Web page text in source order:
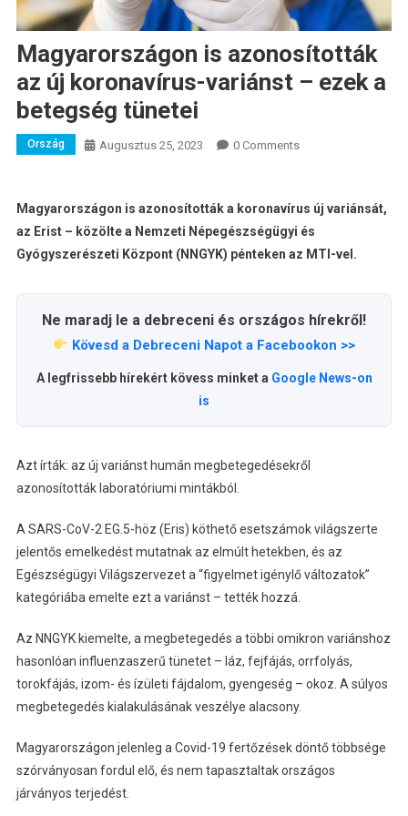
Magyarországon is azonosították
az új koronavírus-variánst – ezek a
betegség tünetei
Ország Augusztus 25, 2023 0 Comments
Magyarországon is azonosították a koronavírus új variánsát,
az Erist – közölte a Nemzeti Népegészségügyi és
Gyógyszerészeti Központ (NNGYK) pénteken az MTI-vel.
Ne maradj le a debreceni és országos hírekről!
Kövesd a Debreceni Napot a Facebookon >>
A legfrissebb hírekért kövess minket a Google News-on
is
Azt írták: az új variánst humán megbetegedésekről
azonosították laboratóriumi mintákból.
A SARS-CoV-2 EG.5-höz (Eris) köthető esetszámok világszerte
jelentős emelkedést mutatnak az elmúlt hetekben, és az
Egészségügyi Világszervezet a “figyelmet igénylő változatok”
kategóriába emelte ezt a variánst – tették hozzá.
Az NNGYK kiemelte, a megbetegedés a többi omikron variánshoz
hasonlóan influenzaszerű tünetet – láz, fejfájás, orrfolyás,
torokfájás, izom- és ízületi fájdalom, gyengeség – okoz. A súlyos
megbetegedés kialakulásának veszélye alacsony.
Magyarországon jelenleg a Covid-19 fertőzések döntő többsége
szórványosan fordul elő, és nem tapasztaltak országos
járványos terjedést.